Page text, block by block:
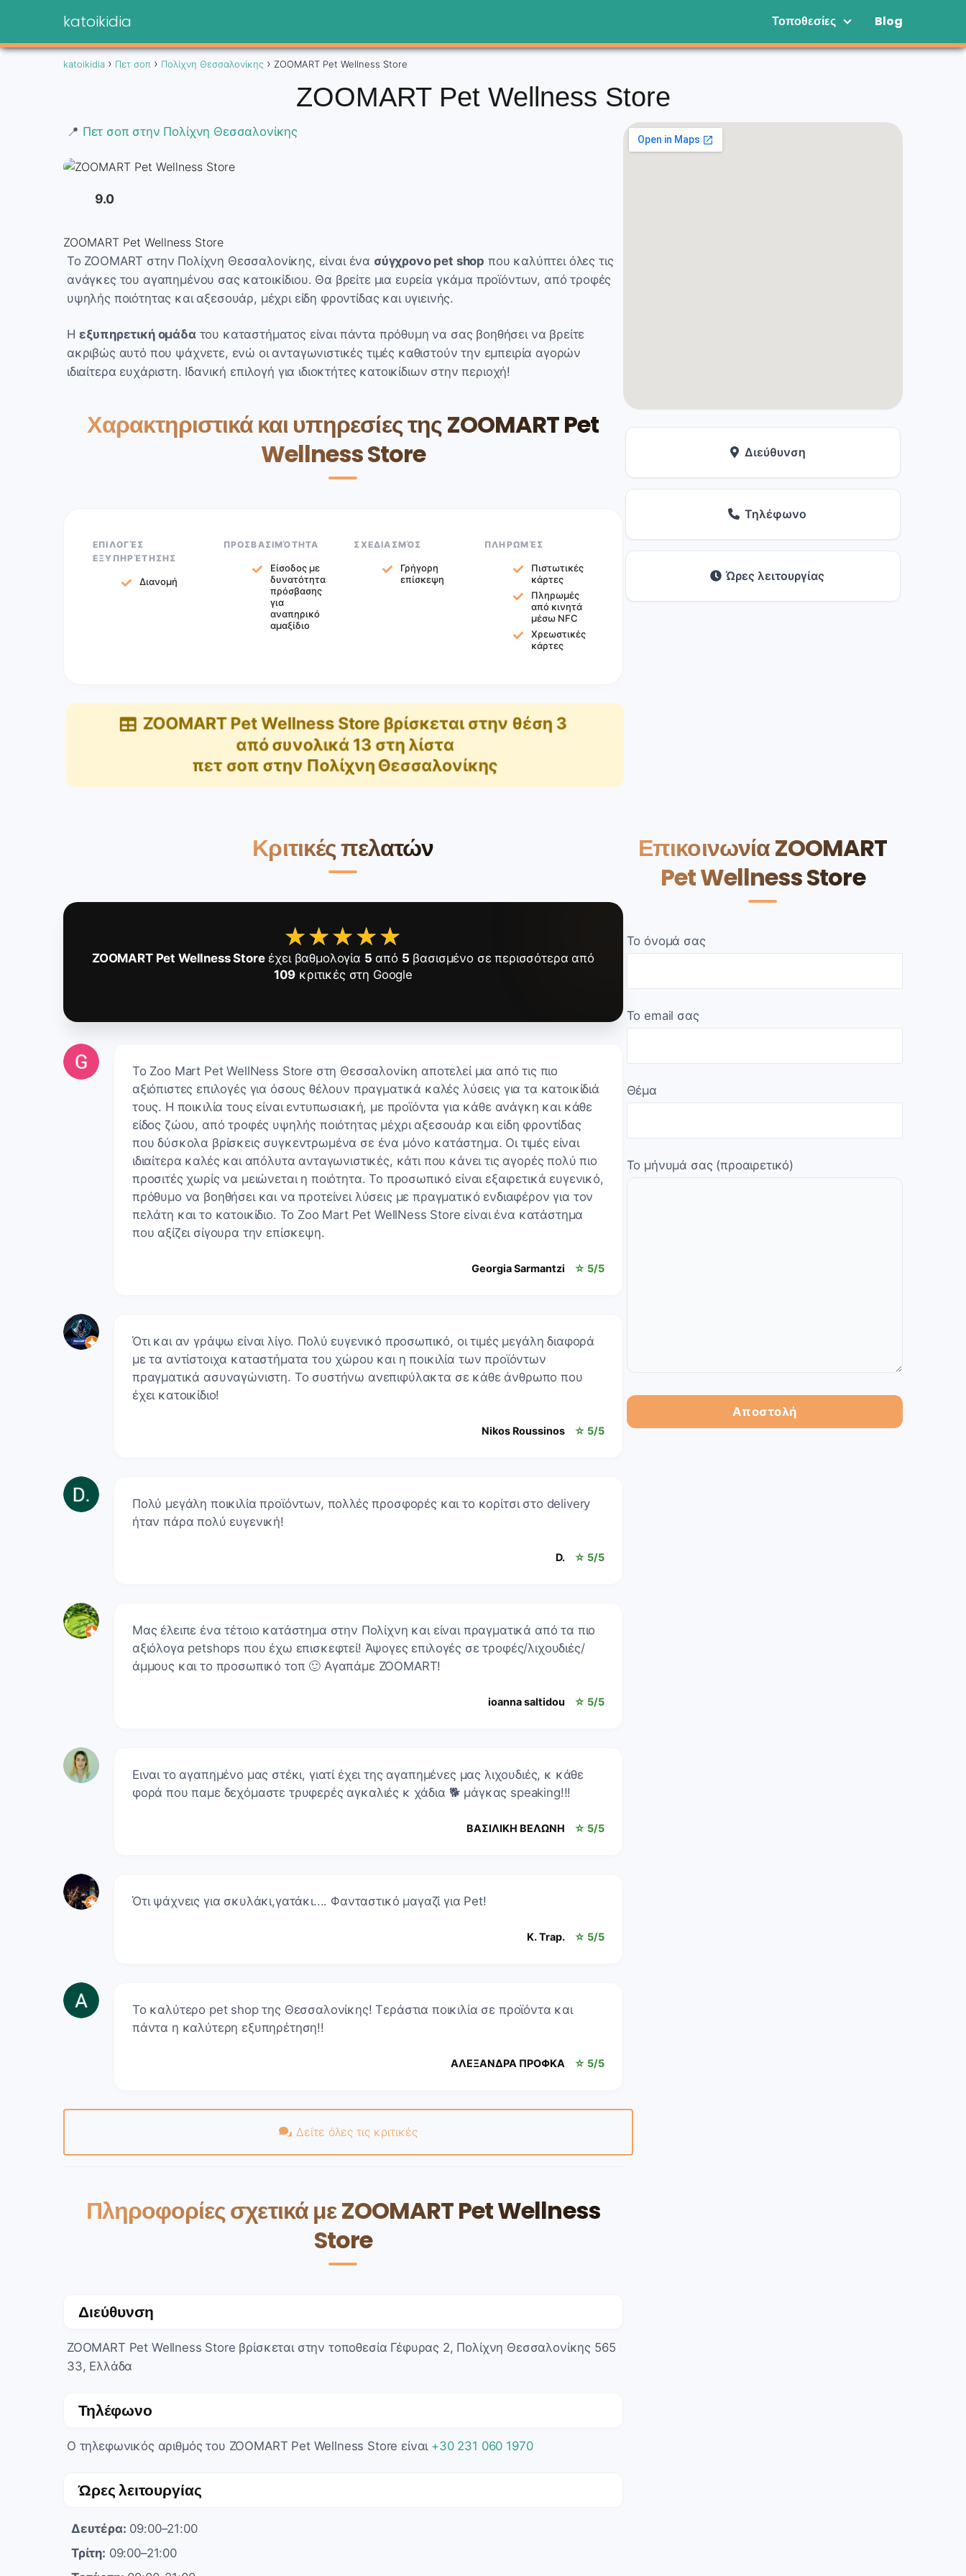
katoikidia Τοποθεσίες Blog
katoikidia Πετ σοπ Πολίχνη Θεσσαλονίκης ZOOMART Pet Wellness Store
ZOOMART Pet Wellness Store
📍 Πετ σοπ στην Πολίχνη Θεσσαλονίκης
9.0
ZOOMART Pet Wellness Store
Το ZOOMART στην Πολίχνη Θεσσαλονίκης, είναι ένα σύγχρονο pet shop που καλύπτει όλες τις
ανάγκες του αγαπημένου σας κατοικίδιου. Θα βρείτε μια ευρεία γκάμα προϊόντων, από τροφές
υψηλής ποιότητας και αξεσουάρ, μέχρι είδη φροντίδας και υγιεινής.
Η εξυπηρετική ομάδα του καταστήματος είναι πάντα πρόθυμη να σας βοηθήσει να βρείτε
ακριβώς αυτό που ψάχνετε, ενώ οι ανταγωνιστικές τιμές καθιστούν την εμπειρία αγορών
ιδιαίτερα ευχάριστη. Ιδανική επιλογή για ιδιοκτήτες κατοικίδιων στην περιοχή!
Χαρακτηριστικά και υπηρεσίες της ZOOMART Pet
Wellness Store
ΕΠΙΛΟΓΈΣ
ΕΞΥΠΗΡΈΤΗΣΗΣ
Διανομή
ΠΡΟΣΒΑΣΙΜΌΤΗΤΑ
Είσοδος με
δυνατότητα
πρόσβασης
για
αναπηρικό
αμαξίδιο
ΣΧΕΔΙΑΣΜΌΣ
Γρήγορη
επίσκεψη
ΠΛΗΡΩΜΈΣ
Πιστωτικές
κάρτες
Πληρωμές
από κινητά
μέσω NFC
Χρεωστικές
κάρτες
ZOOMART Pet Wellness Store βρίσκεται στην θέση 3
από συνολικά 13 στη λίστα
πετ σοπ στην Πολίχνη Θεσσαλονίκης
Διεύθυνση
Τηλέφωνο
Ώρες λειτουργίας
Κριτικές πελατών
★★★★★
★★★★★
ZOOMART Pet Wellness Storeέχει βαθμολογία 5 από 5 βασισμένο σε περισσότερα από
109 κριτικές στη Google
Το Zoo Mart Pet WellNess Store στη Θεσσαλονίκη αποτελεί μια από τις πιο
αξιόπιστες επιλογές για όσους θέλουν πραγματικά καλές λύσεις για τα κατοικίδιά
τους. Η ποικιλία τους είναι εντυπωσιακή, με προϊόντα για κάθε ανάγκη και κάθε
είδος ζώου, από τροφές υψηλής ποιότητας μέχρι αξεσουάρ και είδη φροντίδας
που δύσκολα βρίσκεις συγκεντρωμένα σε ένα μόνο κατάστημα. Οι τιμές είναι
ιδιαίτερα καλές και απόλυτα ανταγωνιστικές, κάτι που κάνει τις αγορές πολύ πιο
προσιτές χωρίς να μειώνεται η ποιότητα. Το προσωπικό είναι εξαιρετικά ευγενικό,
πρόθυμο να βοηθήσει και να προτείνει λύσεις με πραγματικό ενδιαφέρον για τον
πελάτη και το κατοικίδιο. Το Zoo Mart Pet WellNess Store είναι ένα κατάστημα
που αξίζει σίγουρα την επίσκεψη.
Georgia Sarmantzi ☆ 5/5
Ότι και αν γράψω είναι λίγο. Πολύ ευγενικό προσωπικό, οι τιμές μεγάλη διαφορά
με τα αντίστοιχα καταστήματα του χώρου και η ποικιλία των προϊόντων
πραγματικά ασυναγώνιστη. Το συστήνω ανεπιφύλακτα σε κάθε άνθρωπο που
έχει κατοικίδιο!
Nikos Roussinos ☆ 5/5
Πολύ μεγάλη ποικιλία προϊόντων, πολλές προσφορές και το κορίτσι στο delivery
ήταν πάρα πολύ ευγενική!
D. ☆ 5/5
Μας έλειπε ένα τέτοιο κατάστημα στην Πολίχνη και είναι πραγματικά από τα πιο
αξιόλογα petshops που έχω επισκεφτεί! Άψογες επιλογές σε τροφές/λιχουδιές/
άμμους και το προσωπικό τοπ 🙂 Αγαπάμε ZOOMART!
ioanna saltidou ☆ 5/5
Ειναι το αγαπημένο μας στέκι, γιατί έχει της αγαπημένες μας λιχουδιές, κ κάθε
φορά που παμε δεχόμαστε τρυφερές αγκαλιές κ χάδια 🐕 μάγκας speaking!!!
ΒΑΣΙΛΙΚΗ ΒΕΛΩΝΗ ☆ 5/5
Ότι ψάχνεις για σκυλάκι,γατάκι.... Φανταστικό μαγαζί για Pet!
K. Trap. ☆ 5/5
Το καλύτερο pet shop της Θεσσαλονίκης! Τεράστια ποικιλία σε προϊόντα και
πάντα η καλύτερη εξυπηρέτηση!!
ΑΛΕΞΑΝΔΡΑ ΠΡΟΦΚΑ ☆ 5/5
Δείτε όλες τις κριτικές
Πληροφορίες σχετικά με ZOOMART Pet Wellness
Store
Διεύθυνση
ZOOMART Pet Wellness Store βρίσκεται στην τοποθεσία Γέφυρας 2, Πολίχνη Θεσσαλονίκης 565
33, Ελλάδα
Τηλέφωνο
Ο τηλεφωνικός αριθμός του ZOOMART Pet Wellness Store είναι +30 231 060 1970
Ώρες λειτουργίας
Δευτέρα: 09:00–21:00
Τρίτη: 09:00–21:00
Επικοινωνία ZOOMART
Pet Wellness Store
Το όνομά σας
Το email σας
Θέμα
Το μήνυμά σας (προαιρετικό)